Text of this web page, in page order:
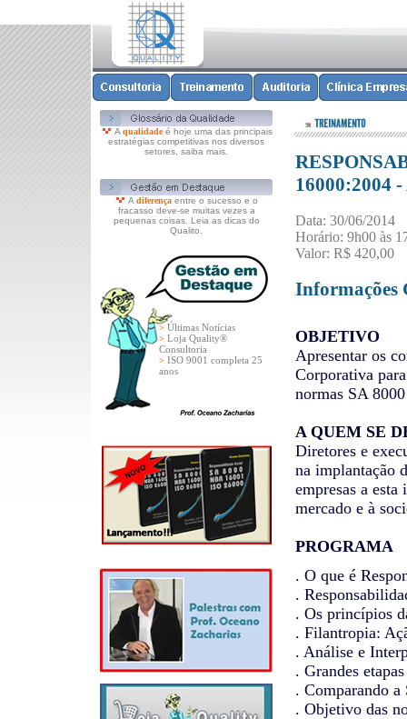
A qualidadeé hoje uma das principais
estratégias competitivas nos diversos
setores, saiba mais.
A diferença entre o sucesso e o
fracasso deve-se muitas vezes a
pequenas coisas. Leia as dicas do
Qualito.
> Últimas Notícias
> Loja Quality®
Consultoria
> ISO 9001 completa 25
anos
16000:2004
Data: 30/06/2014
Horário: 9h00 às
Valor: R$ 420,00
Informações
OBJETIVO
Apresentar os
Corporativa
normas SA
A QUEM SE
Diretores e
na implantação
empresas a
mercado e à
PROGRAMA
. O que é
.
. Os princípios
. Filantropia:
. Análise e
. Grandes
. Comparando
. Objetivo das